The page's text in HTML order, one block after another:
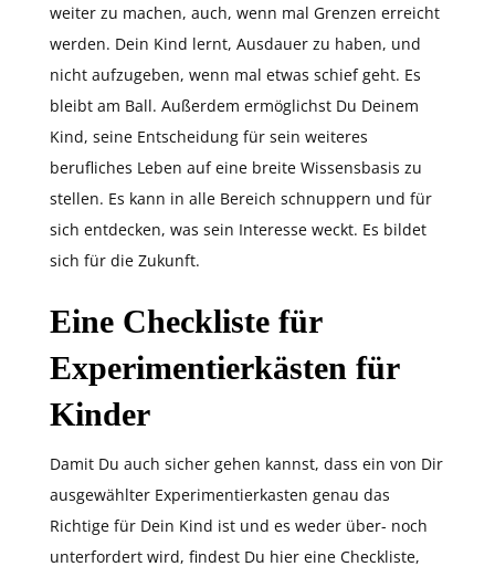
weiter zu machen, auch, wenn mal Grenzen erreicht
werden. Dein Kind lernt, Ausdauer zu haben, und
nicht aufzugeben, wenn mal etwas schief geht. Es
bleibt am Ball. Außerdem ermöglichst Du Deinem
Kind, seine Entscheidung für sein weiteres
berufliches Leben auf eine breite Wissensbasis zu
stellen. Es kann in alle Bereich schnuppern und für
sich entdecken, was sein Interesse weckt. Es bildet
sich für die Zukunft.
Eine Checkliste für
Experimentierkästen für
Kinder
Damit Du auch sicher gehen kannst, dass ein von Dir
ausgewählter Experimentierkasten genau das
Richtige für Dein Kind ist und es weder über- noch
unterfordert wird, findest Du hier eine Checkliste,